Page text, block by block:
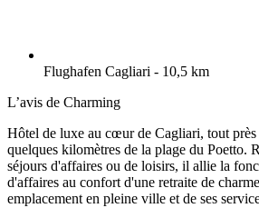
Flughafen Cagliari - 10,5 km
L’avis de Charming
Hôtel de luxe au cœur de Cagliari, tout
quelques kilomètres de la plage du Poetto.
séjours d'affaires ou de loisirs, il allie la
d'affaires au confort d'une retraite de
emplacement en pleine ville et de ses